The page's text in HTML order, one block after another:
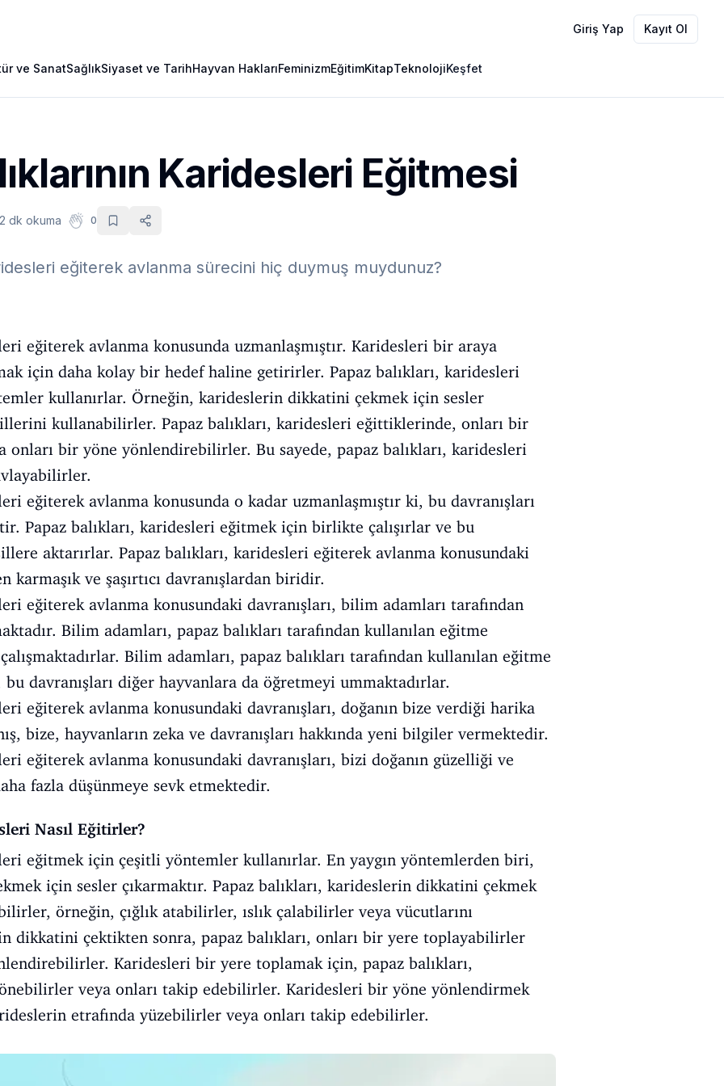
Giriş Yap Kayıt Ol
ve SanatSağlıkSiyaset ve TarihHayvan HaklarıFeminizmEğitimKitapTeknolojiKeşfet
Karidesleri Eğitmesi
2 dk okuma 0
eğiterek avlanma sürecini hiç duymuş muydunuz?
eğiterek avlanma konusunda uzmanlaşmıştır. Karidesleri bir araya
için daha kolay bir hedef haline getirirler. Papaz balıkları, karidesleri
kullanırlar. Örneğin, karideslerin dikkatini çekmek için sesler
kullanabilirler. Papaz balıkları, karidesleri eğittiklerinde, onları bir
bir yöne yönlendirebilirler. Bu sayede, papaz balıkları, karidesleri
eğiterek avlanma konusunda o kadar uzmanlaşmıştır ki, bu davranışları
Papaz balıkları, karidesleri eğitmek için birlikte çalışırlar ve bu
aktarırlar. Papaz balıkları, karidesleri eğiterek avlanma konusundaki
karmaşık ve şaşırtıcı davranışlardan biridir.
eğiterek avlanma konusundaki davranışları, bilim adamları tarafından
Bilim adamları, papaz balıkları tarafından kullanılan eğitme
Bilim adamları, papaz balıkları tarafından kullanılan eğitme
davranışları diğer hayvanlara da öğretmeyi ummaktadırlar.
eğiterek avlanma konusundaki davranışları, doğanın bize verdiği harika
bize, hayvanların zeka ve davranışları hakkında yeni bilgiler vermektedir.
eğiterek avlanma konusundaki davranışları, bizi doğanın güzelliği ve
fazla düşünmeye sevk etmektedir.
Nasıl Eğitirler?
eğitmek için çeşitli yöntemler kullanırlar. En yaygın yöntemlerden biri,
için sesler çıkarmaktır. Papaz balıkları, karideslerin dikkatini çekmek
örneğin, çığlık atabilirler, ıslık çalabilirler veya vücutlarını
dikkatini çektikten sonra, papaz balıkları, onları bir yere toplayabilirler
Karidesleri bir yere toplamak için, papaz balıkları,
veya onları takip edebilirler. Karidesleri bir yöne yönlendirmek
etrafında yüzebilirler veya onları takip edebilirler.